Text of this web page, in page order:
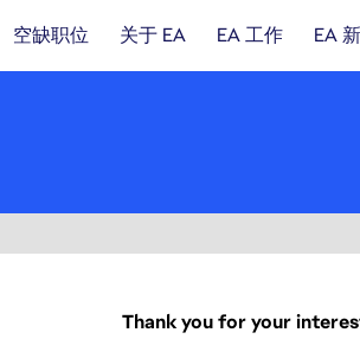
空缺职位 关于 EA EA 工作 EA
Thank you for your